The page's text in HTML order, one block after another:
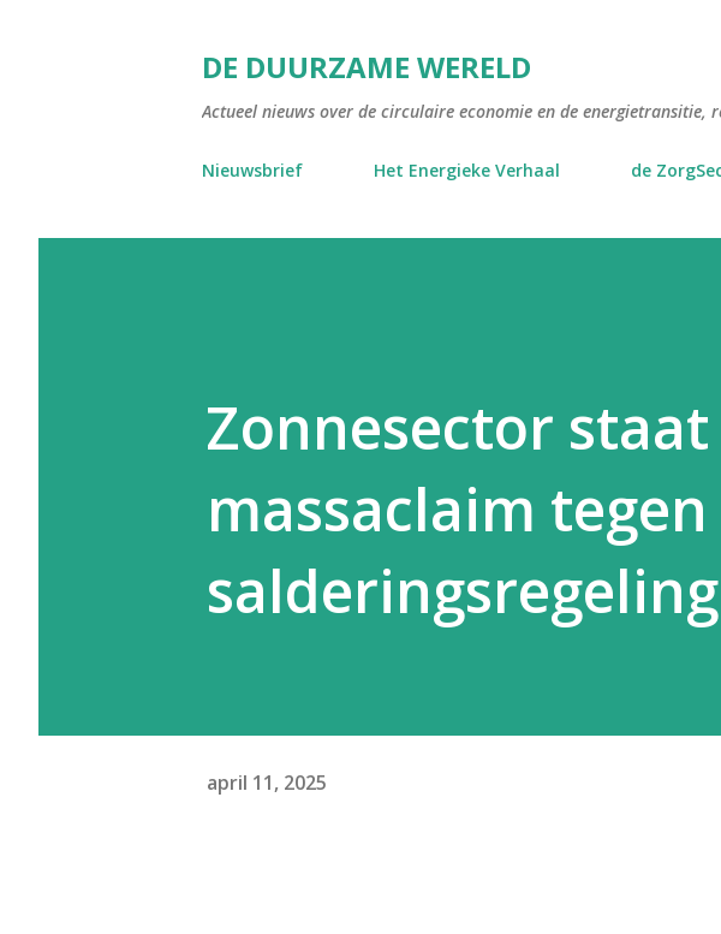
DE DUURZAME WERELD
Actueel nieuws over de circulaire economie en de energietransitie,
Nieuwsbrief Het Energieke Verhaal de
Zonnesector
massaclaim
salderingsregeling
april 11, 2025